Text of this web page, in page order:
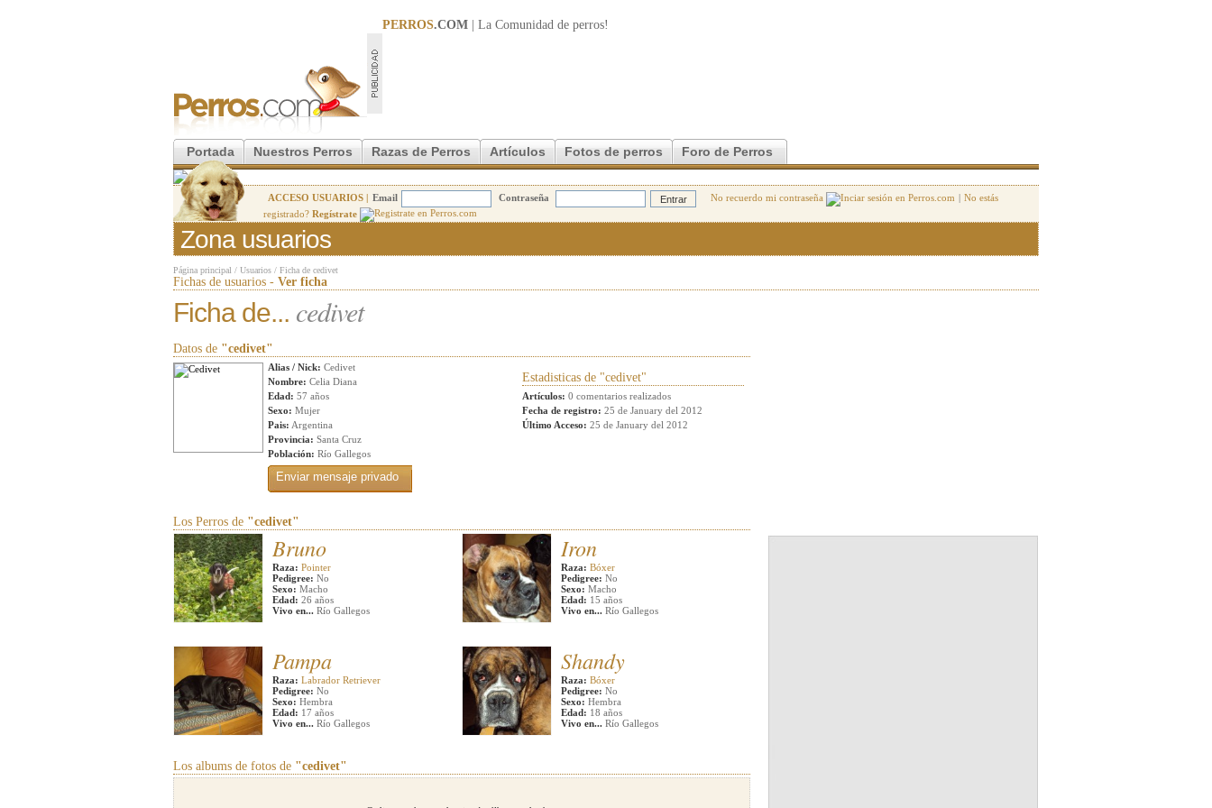
PERROS.COM | La Comunidad de perros!
Portada Nuestros Perros Razas de Perros Artículos Fotos de perros Foro de Perros
ACCESO USUARIOS | Email Contraseña No recuerdo mi contraseña | No estás
registrado? Regístrate
Zona usuarios
Página principal / Usuarios / Ficha de cedivet
Fichas de usuarios - Ver ficha
Ficha de... cedivet
Datos de "cedivet"
Alias / Nick: Cedivet
Nombre: Celia Diana
Edad: 57 años
Sexo: Mujer
Pais: Argentina
Provincia: Santa Cruz
Población: Río Gallegos
Estadisticas de "cedivet"
Artículos: 0 comentarios realizados
Fecha de registro: 25 de January del 2012
Último Acceso: 25 de January del 2012
Los Perros de "cedivet"
Bruno
Raza: Pointer
Pedigree: No
Sexo: Macho
Edad: 26 años
Vivo en... Río Gallegos
Iron
Raza: Bóxer
Pedigree: No
Sexo: Macho
Edad: 15 años
Vivo en... Río Gallegos
Pampa
Raza: Labrador Retriever
Pedigree: No
Sexo: Hembra
Edad: 17 años
Vivo en... Río Gallegos
Shandy
Raza: Bóxer
Pedigree: No
Sexo: Hembra
Edad: 18 años
Vivo en... Río Gallegos
Los albums de fotos de "cedivet"